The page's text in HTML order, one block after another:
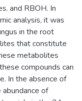
and RBOH. In
analysis, it was
in the root
that constitute
metabolites
compounds can
In the absence of
of